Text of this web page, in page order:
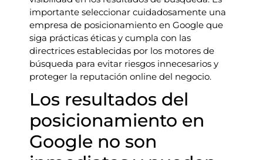
importante seleccionar cuidadosamente una
empresa de posicionamiento en Google que
siga prácticas éticas y cumpla con las
directrices establecidas por los motores de
búsqueda para evitar riesgos innecesarios y
proteger la reputación online del negocio.
Los resultados del
posicionamiento en
Google no son